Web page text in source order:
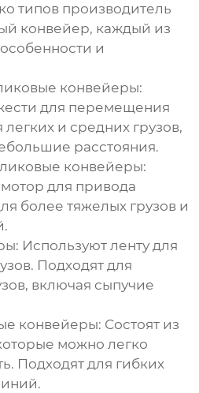
типов производитель
конвейер, каждый из
и
конвейеры:
для перемещения
легких и средних грузов,
расстояния.
конвейеры:
для привода
более тяжелых грузов и
Используют ленту для
Подходят для
включая сыпучие
конвейеры: Состоят из
можно легко
Подходят для гибких